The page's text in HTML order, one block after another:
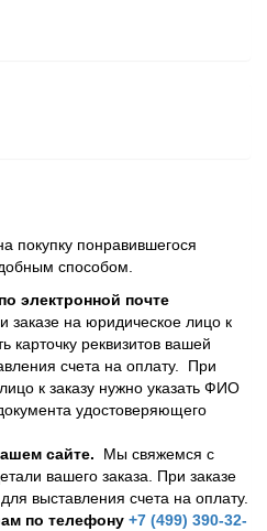
покупку понравившегося
способом.
электронной почте
заказе на юридическое лицо к
карточку реквизитов вашей
счета на оплату. При
к заказу нужно указать ФИО
удостоверяющего
сайте. Мы свяжемся с
вашего заказа. При заказе
выставления счета на оплату.
по телефону +7 (499) 390-32-